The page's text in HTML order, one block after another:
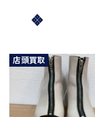
店頭買取